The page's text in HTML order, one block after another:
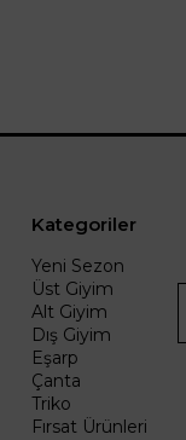
Kategoriler
Yeni Sezon
Üst Giyim
Alt Giyim
Dış Giyim
Eşarp
Çanta
Triko
Fırsat Ürünleri